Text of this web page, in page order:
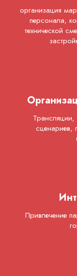
организация
персонала,
технической
Трансляции,
сценариев,
Привлечение